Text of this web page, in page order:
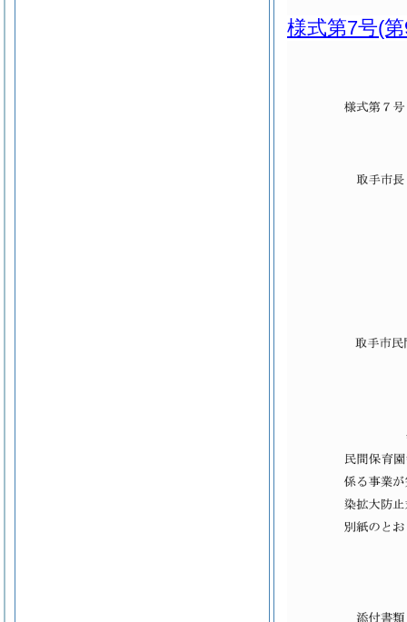
様式第7号(